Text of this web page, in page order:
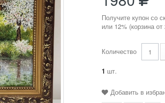
Получите купон со
или 12% (корзина
Количество
1 шт.
Добавить в